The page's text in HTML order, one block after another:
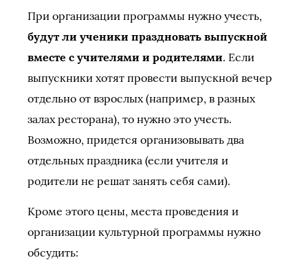
При организации программы нужно учесть,
будут ли ученики праздновать выпускной
вместе с учителями и родителями. Если
выпускники хотят провести выпускной вечер
отдельно от взрослых (например, в разных
залах ресторана), то нужно это учесть.
Возможно, придется организовывать два
отдельных праздника (если учителя и
родители не решат занять себя сами).
Кроме этого цены, места проведения и
организации культурной программы нужно
обсудить: